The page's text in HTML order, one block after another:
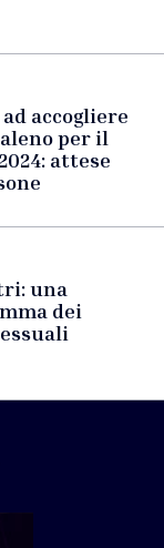
accogliere
per il
attese
una
dei